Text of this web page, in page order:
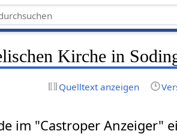
Kirche in
Quelltext anzeigen
im "Castroper Anzeiger"